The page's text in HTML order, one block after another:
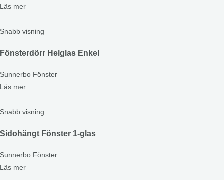
Läs mer
Snabb visning
Fönsterdörr Helglas Enkel
Sunnerbo Fönster
Läs mer
Snabb visning
Sidohängt Fönster 1-glas
Sunnerbo Fönster
Läs mer